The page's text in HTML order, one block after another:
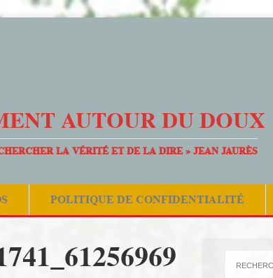
AUTOUR DU DOUX
LA VÉRITÉ ET DE LA DIRE » JEAN JAURÈS
POLITIQUE DE CONFIDENTIALITÉ